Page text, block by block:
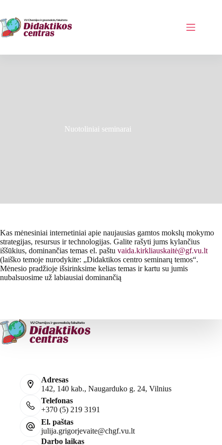
content
Nuotoliniai seminarai
Kas mėnesiniai internetiniai apie naujausias gamtos mokslų mokymo
strategijas, resursus ir technologijas. Galite rašyti jums kylančius
iššūkius, dominančias temas el. paštu vaida.kirkliauskaitė@gf.vu.lt
(laiško temoje nurodykite: „Didaktikos centro seminarų temos“.
Mėnesio pradžioje išsirinksime kelias temas ir kartu su jumis
nubalsuosime už labiausiai dominančią
Adresas
142, 140 kab., Naugarduko g. 24, Vilnius
Telefonas
+370 (5) 219 3191
El. paštas
julija.grigorjevaite@chgf.vu.lt
Darbo laikas